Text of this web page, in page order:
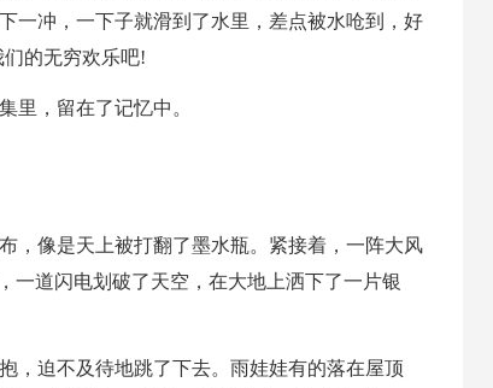
一冲，一下子就滑到了水里，差点被水呛到，好
的无穷欢乐吧!
里，留在了记忆中。
，像是天上被打翻了墨水瓶。紧接着，一阵大风
一道闪电划破了天空，在大地上洒下了一片银
，迫不及待地跳了下去。雨娃娃有的落在屋顶